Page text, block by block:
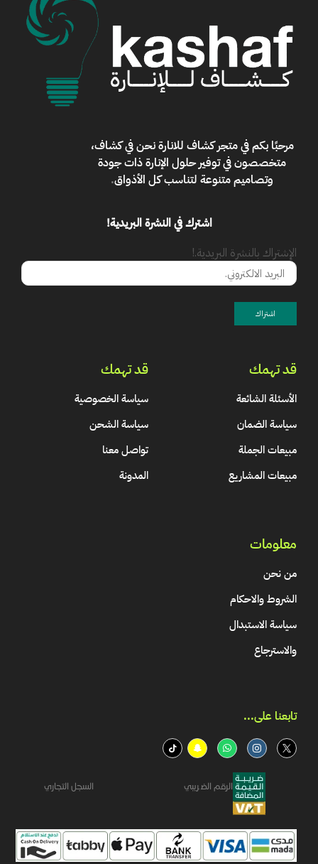
مرحبًا بكم فيمتجر كشاف للانارةنحن في كشاف،
متخصصون في توفير حلول الإنارة ذات جودة
وتصاميم متنوعة لتناسب كل الأذواق.
اشترك في النشرة البريدية!
الإشتراك بالنشرة البريدية.!
قد تهمك
الأسئلة الشائعة
سياسة الضمان
مبيعات الجملة
مبيعات المشاريع
قد تهمك
سياسة الخصوصية
سياسة الشحن
تواصل معنا
المدونة
معلومات
من نحن
الشروط والاحكام
سياسة الاستبدال
والاسترجاع
تابعنا على...​
الرقم الضريبي السجل التجاري